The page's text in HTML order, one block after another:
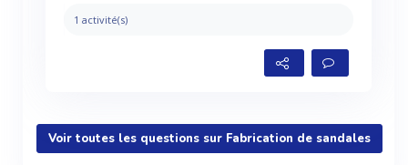
1 activité(s)
Voir toutes les questions sur Fabrication de sandales